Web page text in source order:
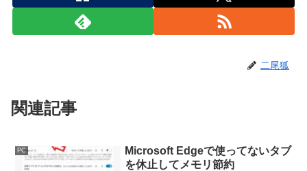
二尾狐
関連記事
PC
Microsoft Edgeで使ってないタブ
を休止してメモリ節約